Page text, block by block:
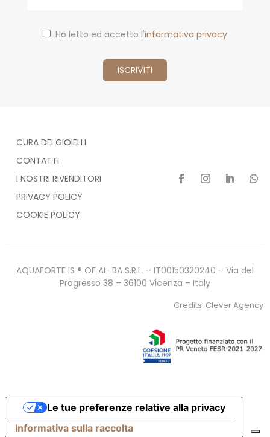
Ho letto ed accetto l'informativa privacy
CURA DEI GIOIELLI
CONTATTI
I NOSTRI RIVENDITORI
PRIVACY POLICY
COOKIE POLICY
AQUAFORTE IS ® OF AL-BA S.R.L. – IT00150320240 – Via del
Progresso 38 – 36100 Vicenza – Italy
Credits: Clever Agency
Informativa sulla raccolta
Le tue preferenze relative alla privacy